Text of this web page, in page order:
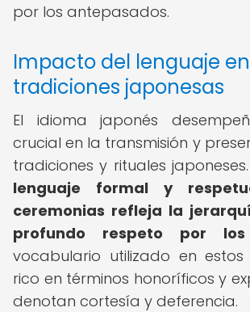
por los antepasados.
Impacto del lenguaje
tradiciones japonesas
El idioma japonés
crucial en la transmisión y
tradiciones y rituales japoneses.
lenguaje formal y
ceremonias refleja la
profundo respeto por los
vocabulario utilizado en estos
rico en términos honoríficos y
denotan cortesía y deferencia.